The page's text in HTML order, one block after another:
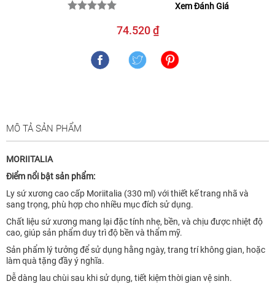
Xem Đánh Giá
74.520 ₫
MÔ TẢ SẢN PHẨM
MORIITALIA
Điểm nổi bật sản phẩm:
Ly sứ xương cao cấp Moriitalia (330 ml) với thiết kế trang nhã và
sang trọng, phù hợp cho nhiều mục đích sử dụng.
Chất liệu sứ xương mang lại đặc tính nhẹ, bền, và chịu được nhiệt độ
cao, giúp sản phẩm duy trì độ bền và thẩm mỹ.
Sản phẩm lý tưởng để sử dụng hằng ngày, trang trí không gian, hoặc
làm quà tặng đầy ý nghĩa.
Dễ dàng lau chùi sau khi sử dụng, tiết kiệm thời gian vệ sinh.